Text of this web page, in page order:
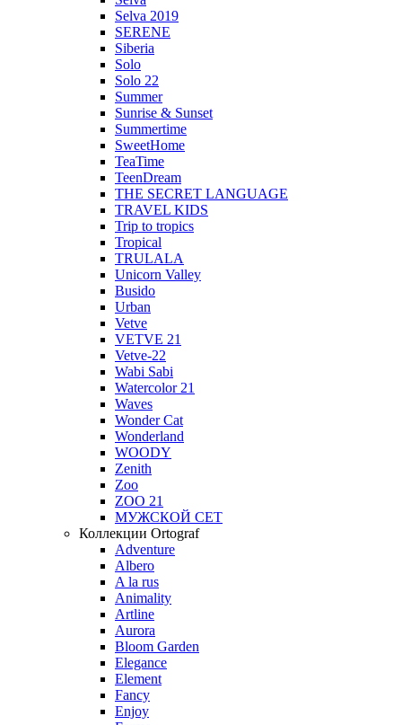
Selva 2019
SERENE
Siberia
Solo
Solo 22
Summer
Sunrise & Sunset
Summertime
SweetHome
TeaTime
TeenDream
THE SECRET LANGUAGE
TRAVEL KIDS
Trip to tropics
Tropical
TRULALA
Unicorn Valley
Busido
Urban
Vetve
VETVE 21
Vetve-22
Wabi Sabi
Watercolor 21
Waves
Wonder Cat
Wonderland
WOODY
Zenith
Zoo
ZOO 21
МУЖСКОЙ СЕТ
Коллекции Ortograf
Adventure
Albero
A la rus
Animality
Artline
Aurora
Bloom Garden
Elegance
Element
Fancy
Enjoy